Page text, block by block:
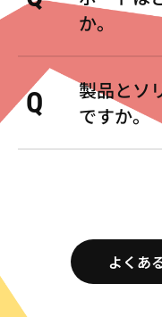
記事のタイ
スムーズに
質問内容は
てはご返信
場合があり
か。
A
ーションや
りますので
せフォーム
い。
Q
製品とソ
ですか。
A
製品は単体
よくあ